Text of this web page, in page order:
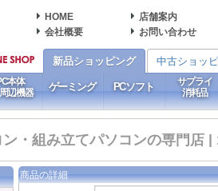
HOME 店舗案内
会社概要
お問い合わせ
新品ショッピング 中古ショッ
本体
辺機器
ゲーミング PCソフト
サプライ
消耗品
・組み立てパソコンの専門店
商品の詳細